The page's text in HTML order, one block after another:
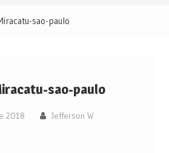
sao-paulo
sao-paulo
2018 Jefferson W